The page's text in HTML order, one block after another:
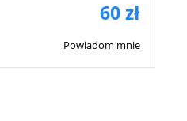
60 zł
Powiadom mnie